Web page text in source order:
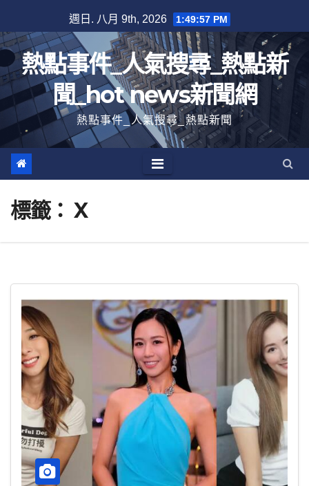
至
內
容
週日. 八月 9th, 2026 1:49:58 PM
熱點事件_人氣搜尋_熱點新
聞_hot news新聞網
熱點事件_人氣搜尋_熱點新聞
標籤： X